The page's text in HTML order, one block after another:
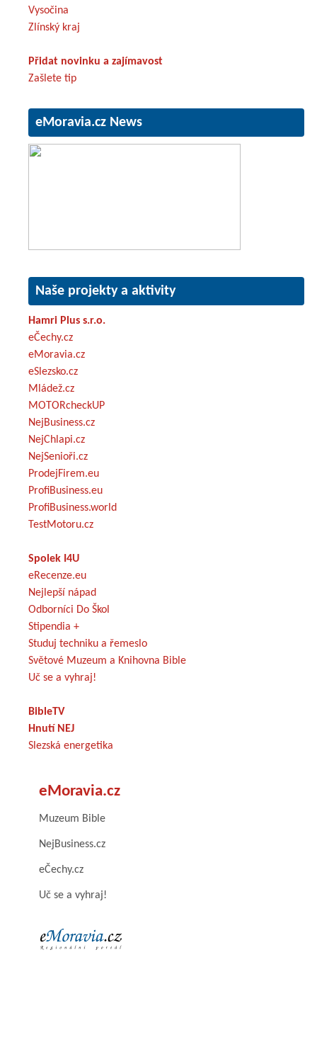
Vysočina
Zlínský kraj
Přidat novinku a zajímavost
Zašlete tip
eMoravia.cz News
Naše projekty a aktivity
Hamri Plus s.r.o.
eČechy.cz
eMoravia.cz
eSlezsko.cz
Mládež.cz
MOTORcheckUP
NejBusiness.cz
NejChlapi.cz
NejSenioři.cz
ProdejFirem.eu
ProfiBusiness.eu
ProfiBusiness.world
TestMotoru.cz
Spolek I4U
eRecenze.eu
Nejlepší nápad
Odborníci Do Škol
Stipendia +
Studuj techniku a řemeslo
Světové Muzeum a Knihovna Bible
Uč se a vyhraj!
BibleTV
Hnutí NEJ
Slezská energetika
eMoravia.cz
Muzeum Bible
NejBusiness.cz
eČechy.cz
Uč se a vyhraj!